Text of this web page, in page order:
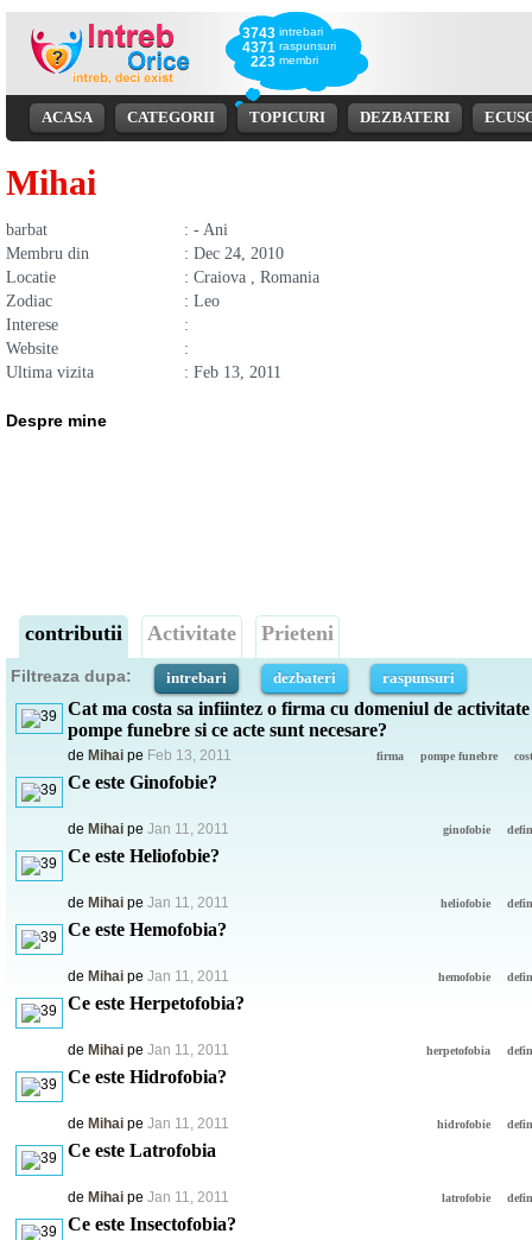
3743
4371
223
intrebari
raspunsuri
membri
ACASA CATEGORII TOPICURI DEZBATERI
Mihai
barbat
: - Ani
Membru din
: Dec 24, 2010
Locatie
: Craiova , Romania
Zodiac
: Leo
Interese
:
Website
:
Ultima vizita
: Feb 13, 2011
Despre mine
contributii Activitate Prieteni
Filtreaza dupa: intrebari dezbateri raspunsuri
Cat ma costa sa infiintez o firma cu domeniul de activitate
pompe funebre si ce acte sunt necesare?
de Mihai pe Feb 13, 2011 firma pompe funebre
Ce este Ginofobie?
de Mihai pe Jan 11, 2011 ginofobie
Ce este Heliofobie?
de Mihai pe Jan 11, 2011 heliofobie
Ce este Hemofobia?
de Mihai pe Jan 11, 2011 hemofobie
Ce este Herpetofobia?
de Mihai pe Jan 11, 2011 herpetofobia
Ce este Hidrofobia?
de Mihai pe Jan 11, 2011 hidrofobie
Ce este Latrofobia
de Mihai pe Jan 11, 2011 latrofobie
Ce este Insectofobia?